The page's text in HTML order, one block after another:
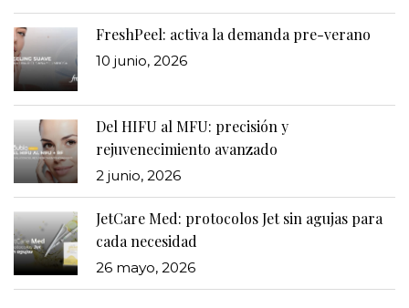
FreshPeel: activa la demanda pre-verano
10 junio, 2026
Del HIFU al MFU: precisión y
rejuvenecimiento avanzado
2 junio, 2026
JetCare Med: protocolos Jet sin agujas para
cada necesidad
26 mayo, 2026